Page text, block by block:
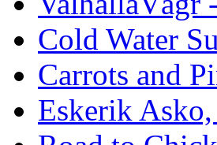
Cold Water
Carrots and
Eskerik